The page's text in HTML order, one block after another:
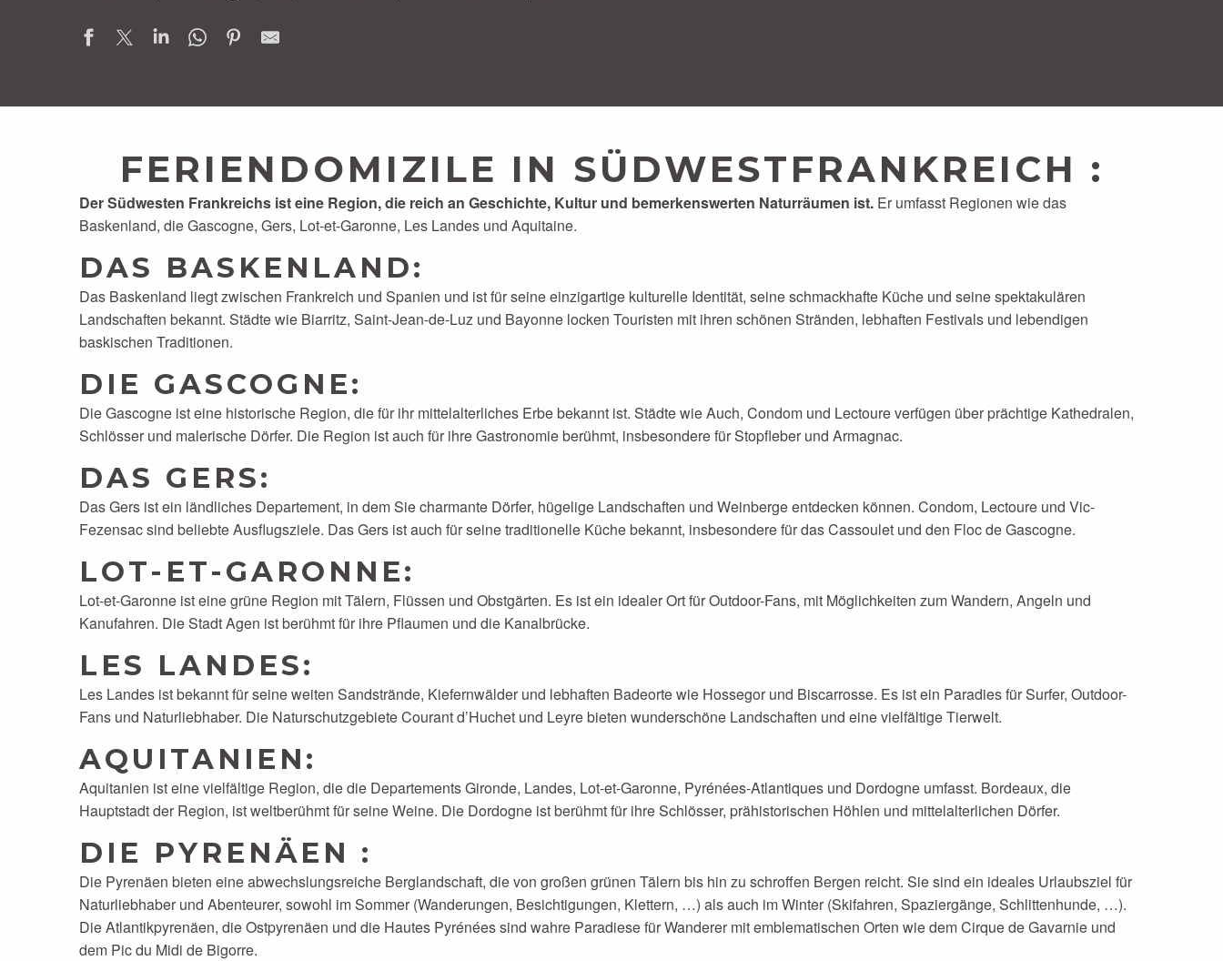
Domaine de Massoulac
LES GRANGES DE LEO, Gîte à Aston
Les Chalets de Fiolles
Château De Termes
Les Cottages en Périgord
Les Chalets de Grazimis
Les Chalets des Mousquetaires
Domaine de la Brette
FERIENDOMIZILE IN SÜDWESTFRANKREICH :
Der Südwesten Frankreichs ist eine Region, die reich an Geschichte, Kultur und bemerkenswerten Naturräumen ist. Er umfasst Regionen wie das
Baskenland, die Gascogne, Gers, Lot-et-Garonne, Les Landes und Aquitaine.
DAS BASKENLAND:
Das Baskenland liegt zwischen Frankreich und Spanien und ist für seine einzigartige kulturelle Identität, seine schmackhafte Küche und seine spektakulären
Landschaften bekannt. Städte wie Biarritz, Saint-Jean-de-Luz und Bayonne locken Touristen mit ihren schönen Stränden, lebhaften Festivals und lebendigen
baskischen Traditionen.
DIE GASCOGNE:
Die Gascogne ist eine historische Region, die für ihr mittelalterliches Erbe bekannt ist. Städte wie Auch, Condom und Lectoure verfügen über prächtige Kathedralen,
Schlösser und malerische Dörfer. Die Region ist auch für ihre Gastronomie berühmt, insbesondere für Stopfleber und Armagnac.
DAS GERS:
Das Gers ist ein ländliches Departement, in dem Sie charmante Dörfer, hügelige Landschaften und Weinberge entdecken können. Condom, Lectoure und Vic-
Fezensac sind beliebte Ausflugsziele. Das Gers ist auch für seine traditionelle Küche bekannt, insbesondere für das Cassoulet und den Floc de Gascogne.
LOT-ET-GARONNE:
Lot-et-Garonne ist eine grüne Region mit Tälern, Flüssen und Obstgärten. Es ist ein idealer Ort für Outdoor-Fans, mit Möglichkeiten zum Wandern, Angeln und
Kanufahren. Die Stadt Agen ist berühmt für ihre Pflaumen und die Kanalbrücke.
LES LANDES:
Les Landes ist bekannt für seine weiten Sandstrände, Kiefernwälder und lebhaften Badeorte wie Hossegor und Biscarrosse. Es ist ein Paradies für Surfer, Outdoor-
Fans und Naturliebhaber. Die Naturschutzgebiete Courant d’Huchet und Leyre bieten wunderschöne Landschaften und eine vielfältige Tierwelt.
AQUITANIEN:
Aquitanien ist eine vielfältige Region, die die Departements Gironde, Landes, Lot-et-Garonne, Pyrénées-Atlantiques und Dordogne umfasst. Bordeaux, die
Hauptstadt der Region, ist weltberühmt für seine Weine. Die Dordogne ist berühmt für ihre Schlösser, prähistorischen Höhlen und mittelalterlichen Dörfer.
DIE PYRENÄEN :
Die Pyrenäen bieten eine abwechslungsreiche Berglandschaft, die von großen grünen Tälern bis hin zu schroffen Bergen reicht. Sie sind ein ideales Urlaubsziel für
Naturliebhaber und Abenteurer, sowohl im Sommer (Wanderungen, Besichtigungen, Klettern, …) als auch im Winter (Skifahren, Spaziergänge, Schlittenhunde, …).
Die Atlantikpyrenäen, die Ostpyrenäen und die Hautes Pyrénées sind wahre Paradiese für Wanderer mit emblematischen Orten wie dem Cirque de Gavarnie und
dem Pic du Midi de Bigorre.